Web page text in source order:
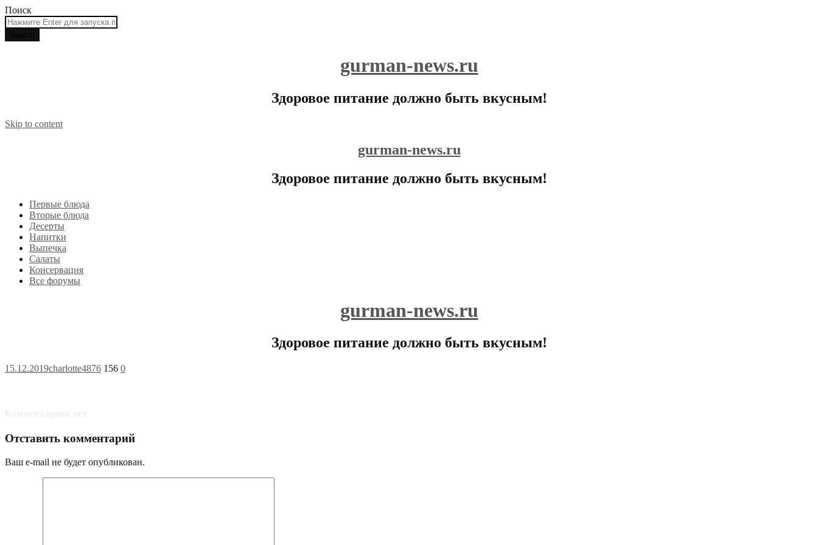
Поиск
gurman-news.ru
Здоровое питание должно быть вкусным!
Skip to content
gurman-news.ru
Здоровое питание должно быть вкусным!
Первые блюда
Вторые блюда
Десерты
Напитки
Выпечка
Салаты
Консервация
Все форумы
gurman-news.ru
Здоровое питание должно быть вкусным!
15.12.2019charlotte4876 156 0
Отставить комментарий
Ваш e-mail не будет опубликован.